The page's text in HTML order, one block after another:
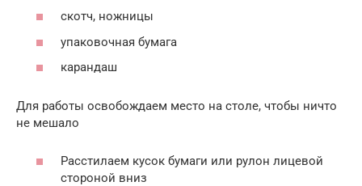
скотч, ножницы
упаковочная бумага
карандаш
Для работы освобождаем место на столе, чтобы ничто
не мешало
Расстилаем кусок бумаги или рулон лицевой
стороной вниз